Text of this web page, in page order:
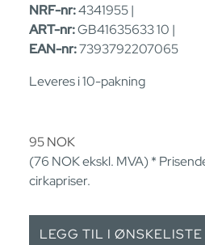
NRF-nr:4341955 |
ART-nr:GB41635633 10 |
EAN-nr:7393792207065
Leveres i 10-pakning
95NOK
(76 NOKekskl. MVA) *
cirkapriser.
LEGG TIL I ØNSKELISTE